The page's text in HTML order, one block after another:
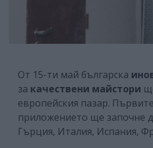
От 15-ти май българска
за качествени майстори
европейския пазар.
приложението ще започне
Гърция, Италия, Испания,